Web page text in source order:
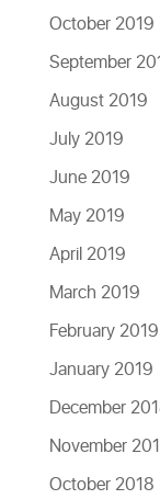
October 2019
September
August 2019
July 2019
June 2019
May 2019
April 2019
March 2019
February 2019
January 2019
December
November
October 2018